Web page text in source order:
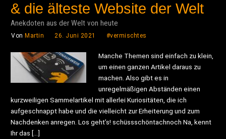
& die älteste Website der Welt
Anekdoten aus der Welt von heute
Von Martin 26. Juni 2021 #vermischtes
Manche Themen sind einfach zu klein,
um einen ganzen Artikel daraus zu
machen. Also gibt es in
unregelmäßigen Abständen einen
kurzweiligen Sammelartikel mit allerlei Kuriositäten, die ich
aufgeschnappt habe und die vielleicht zur Erheiterung und zum
Nachdenken anregen. Los geht’s! schüssschöntachnoch Na, kennt
Ihr das […]